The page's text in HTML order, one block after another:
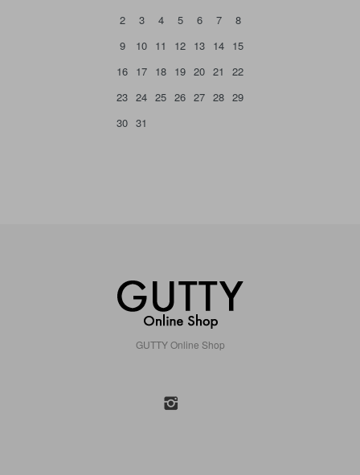
2
3 4 5 6 7
8
9
10 11 12 13 14 15
16 17 18 19 20 21
22
23 24 25 26 27 28 29
30 31
GUTTY Online Shop